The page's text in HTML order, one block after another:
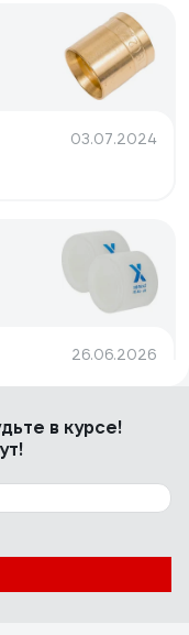
03.07.2024
26.06.2026
в курсе!